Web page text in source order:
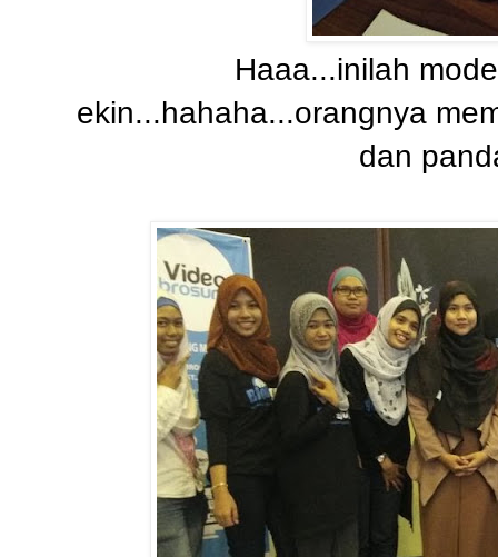
Haaa...inilah
ekin...hahaha...orangnya
dan